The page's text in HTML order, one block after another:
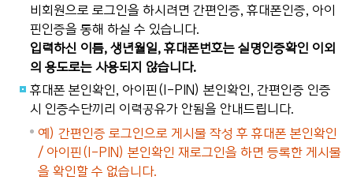
비회원으로 로그인을 하시려면 간편인증, 휴대폰인증, 아이
핀인증을 통해 하실 수 있습니다.
입력하신 이름, 생년월일, 휴대폰번호는 실명인증확인 이외
의 용도로는 사용되지 않습니다.
휴대폰 본인확인, 아이핀(I-PIN) 본인확인, 간편인증 인증
시 인증수단끼리 이력공유가 안됨을 안내드립니다.
예) 간편인증 로그인으로 게시물 작성 후 휴대폰 본인확인
/ 아이핀(I-PIN) 본인확인 재로그인을 하면 등록한 게시물
을 확인할 수 없습니다.